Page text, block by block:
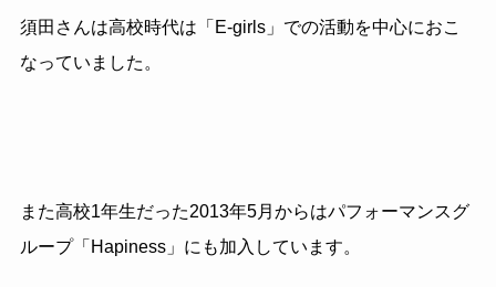
須田さんは高校時代は「E-girls」での活動を中心におこ
なっていました。
また高校1年生だった2013年5月からはパフォーマンスグ
ループ「Hapiness」にも加入しています。